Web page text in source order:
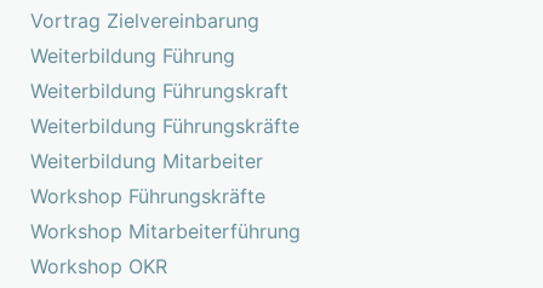
Vortrag Zielvereinbarung
Weiterbildung Führung
Weiterbildung Führungskraft
Weiterbildung Führungskräfte
Weiterbildung Mitarbeiter
Workshop Führungskräfte
Workshop Mitarbeiterführung
Workshop OKR